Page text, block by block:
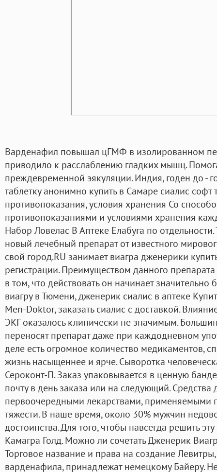
Варденафил повышал цГМФ в изолированном
приводило к расслаблению гладких мышц.
преждевременной эякуляции. Индия, годен до -
таблетку анонимно купить в Самаре сиалис
противопоказания, условия хранения Со
противопоказаниями и условиями хранения
Набор Ловелас В Аптеке Елабуга по
новый лечебный препарат от известного
свой город.RU занимает виагра дженерики
регистрации. Преимуществом данного
в том, что действовать он начинает значительно
виагру в Тюмени, дженерик сиалис в аптеке
Men-Doktor, заказать сиалис с доставкой.
ЭКГ оказалось клинически не значимым.
переносят препарат даже при каждодневном
деле есть огромное количество медикаментов,
жизнь насыщеннее и ярче. Сыворотка
Сероконт-П. Заказ упаковывается в ценную
почту в день заказа или на следующий.
первоочередными лекарствами, применяемыми
тяжести. В наше время, около 30% мужчин
достоинства. Для того, чтобы навсегда решить
Камагра Голд. Можно ли сочетать Дженерик
Торговое название и права на создание
варденафила, принадлежат немецкому Байеру.